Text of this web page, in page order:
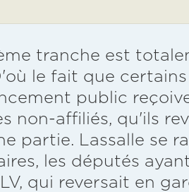
tranche est
le fait que
public
non-affiliés, qu'ils
partie. Lassalle se
les députés
qui reversait en